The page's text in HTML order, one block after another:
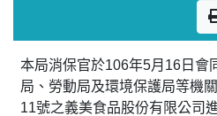
本局消保官於106年5月16日會
局、勞動局及環境保護局等機
11號之義美食品股份有限公司